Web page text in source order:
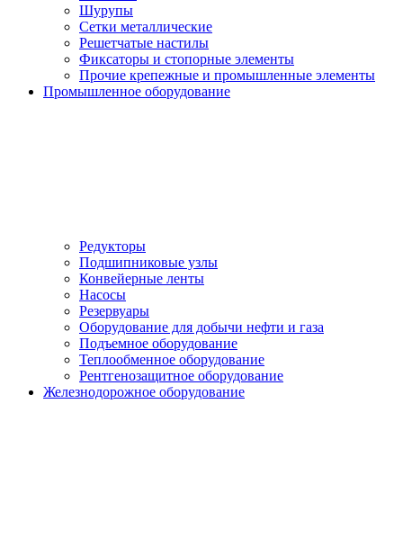
Шурупы
Сетки металлические
Решетчатые настилы
Фиксаторы и стопорные элементы
Прочие крепежные и промышленные элементы
Промышленное оборудование
Редукторы
Подшипниковые узлы
Конвейерные ленты
Насосы
Резервуары
Оборудование для добычи нефти и газа
Подъемное оборудование
Теплообменное оборудование
Рентгенозащитное оборудование
Железнодорожное оборудование